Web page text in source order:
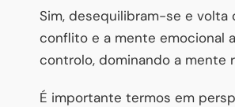
Sim, desequilibram-se e volta
conflito e a mente emocional
controlo, dominando a mente
É importante termos em